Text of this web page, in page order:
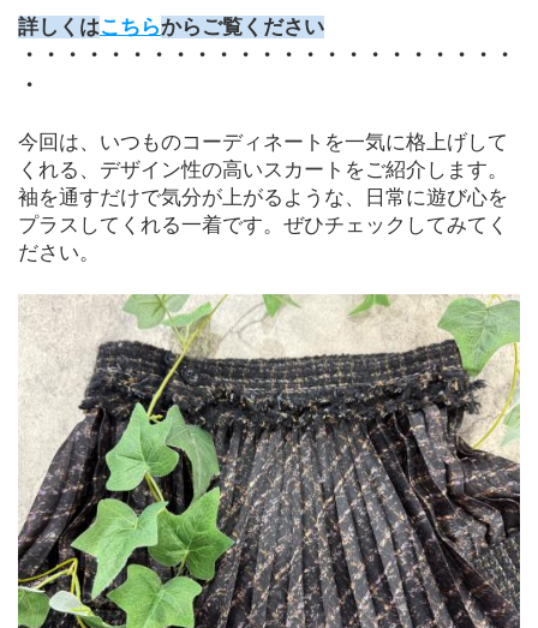
詳しくはこちらからご覧ください﻿
・・・・・・・・・・・・・・・・・・・・・・・
・
今回は、いつものコーディネートを一気に格上げして
くれる、デザイン性の高いスカートをご紹介します。
袖を通すだけで気分が上がるような、日常に遊び心を
プラスしてくれる一着です。ぜひチェックしてみてく
ださい。